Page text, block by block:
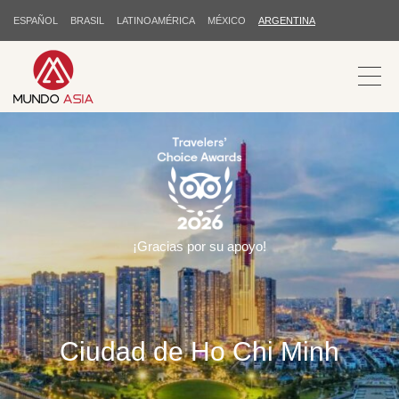
ESPAÑOL BRASIL LATINOAMÉRICA MÉXICO ARGENTINA
Ciudad de Ho Chi Minh
¡Gracias por su apoyo!